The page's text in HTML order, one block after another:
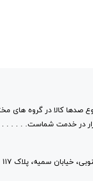
صدها کالا در گروه های
خیابان سمیه، پلاک ۱۱۷